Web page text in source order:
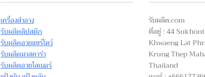
เครื่องสำอาง
รับผลิตลิปสติก
รับผลิตอายแชร์โดว์
รับผลิตมาสคาร่า
รับผลิตอายไลเนอร์
รับผลิต.com
ที่อยู่ : 44
Khwaeng Lat
Krung Thep
Thailand